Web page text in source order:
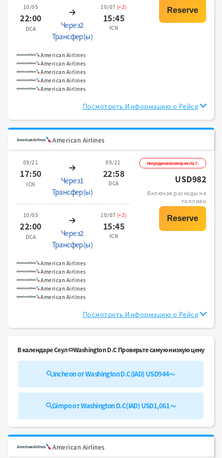
10/05
22:00
DCA
Через2
Трансфер(ы)
10/07 (+2)
15:45
ICN
American Airlines
American Airlines
American Airlines
American Airlines
American Airlines
Посмотреть Информацию о Рейсе
American Airlines
09/21
17:50
ICN
Через1
Трансфер(ы)
09/21
22:58
DCA
10/05
22:00
DCA
Через2
Трансфер(ы)
10/07 (+2)
15:45
ICN
Непроданной номер места:7.
USD982
Включая расходы на
топливо
American Airlines
American Airlines
American Airlines
American Airlines
American Airlines
Посмотреть Информацию о Рейсе
В календаре Сеул⇔Washington D.C Проверьте самую низкую цену
Incheon от Washington D.C(IAD) USD944～
Gimpo от Washington D.C(IAD) USD1,061～
American Airlines